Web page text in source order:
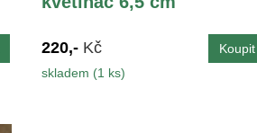
220,- Kč
skladem (1 ks)